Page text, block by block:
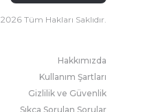
2026 Tüm Hakları Saklıdır.
Hakkımızda
Kullanım Şartları
Gizlilik ve Güvenlik
Sıkça Sorulan Sorular